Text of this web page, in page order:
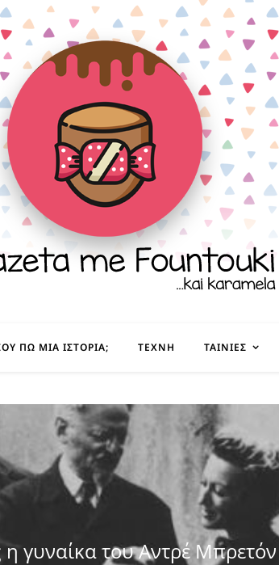
ΠΩ ΜΙΑ ΙΣΤΟΡΊΑ; ΤΈΧΝΗ ΤΑΙΝΊΕΣ
γυναίκα του Αντρέ Μπρετόν